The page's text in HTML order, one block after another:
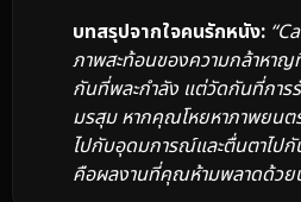
บทสรุปจากใจคนรักหนัง:
ภาพสะท้อนของความกล้าหาญ
กันที่พละกำลัง แต่วัดกันที่การ
มรสุม หากคุณโหยหาภาพยนต
ไปกับอุดมการณ์และตื่นตาไป
คือผลงานที่คุณห้ามพลาดด้วย